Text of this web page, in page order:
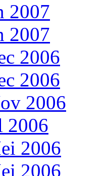
2007
2007
2006
2006
2006
2006
2006
2006